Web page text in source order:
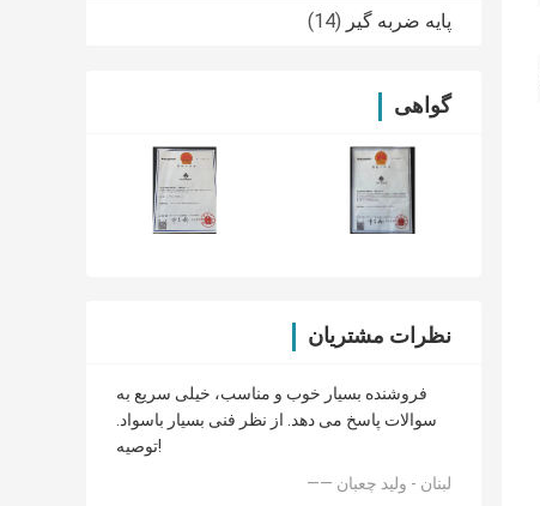
پایه ضربه گیر (14)
گواهی
نظرات مشتریان
فروشنده بسیار خوب و مناسب، خیلی سریع به
سوالات پاسخ می دهد. از نظر فنی بسیار باسواد.
توصیه!
—— لبنان - ولید چعبان